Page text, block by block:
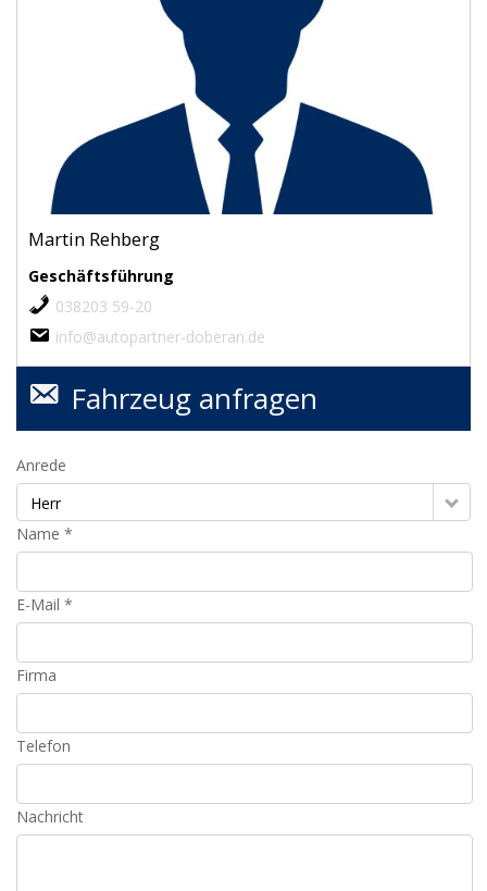
Martin Rehberg
Geschäftsführung
038203 59-20
info@autopartner-doberan.de
Fahrzeug anfragen
Anrede
Herr
Name *
E-Mail *
Firma
Telefon
Nachricht